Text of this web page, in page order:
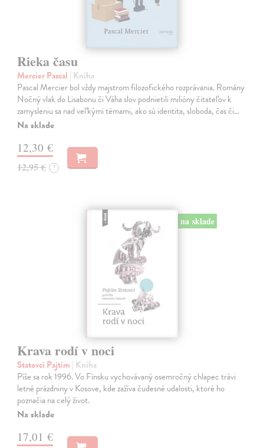
Rieka času
Mercier Pascal | Kniha
Pascal Mercier bol vždy majstrom filozofického rozprávania. Romány
Nočný vlak do Lisabonu či Váha slov podnietili milióny čitateľov k
zamysleniu sa nad veľkými témami, ako sú identita, sloboda, čas či…
Na sklade
12,30 €
12,95 € ?
na sklade
Krava rodí v noci
Statovci Pajtim | Kniha
Píše sa rok 1996. Vo Fínsku vychovávaný osemročný chlapec trávi
letné prázdniny v Kosove, kde zažíva čudesné udalosti, ktoré ho
poznačia na celý život.
Na sklade
17,01 €